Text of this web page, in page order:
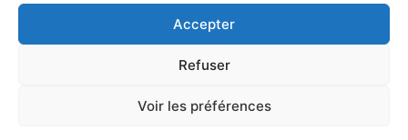
Accepter
Refuser
Voir les préférencesPOLITIQUE DE CONFIDENTIALITÉ